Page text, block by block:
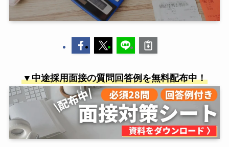
▼中途採用面接の質問回答例を無料配布中！